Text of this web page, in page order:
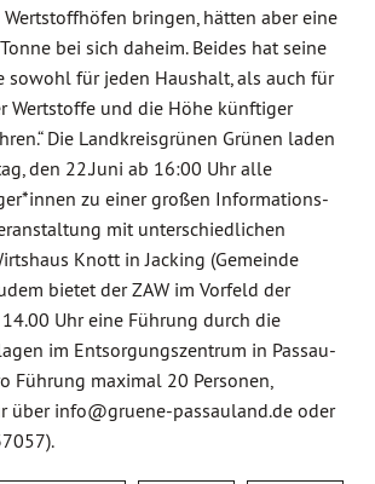
bringen, hätten aber eine
bei sich daheim. Beides hat seine
sowohl für jeden Haushalt, als auch für
Wertstoffe und die Höhe künftiger
Die Landkreisgrünen Grünen laden
den 22.Juni ab 16:00 Uhr alle
zu einer großen Informations-
mit unterschiedlichen
Knott in Jacking (Gemeinde
bietet der ZAW im Vorfeld der
Uhr eine Führung durch die
im Entsorgungszentrum in Passau-
Führung maximal 20 Personen,
über info@gruene-passauland.de oder